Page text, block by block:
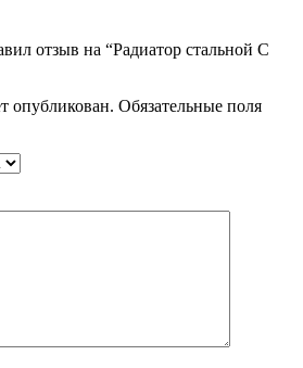
отзыв на “Радиатор стальной С
опубликован. Обязательные поля